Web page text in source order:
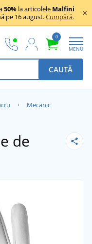
50% la articolele Malfini
pe 16 august.Cumpără.
0
MENU
CAUTĂ
Mecanic
de